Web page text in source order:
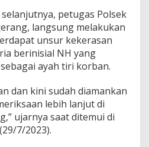
petugas Polsek
langsung melakukan
unsur kekerasan
berinisial NH yang
ayah tiri korban.
dan kini sudah diamankan
lebih lanjut di
ujarnya saat ditemui di
7/2023).